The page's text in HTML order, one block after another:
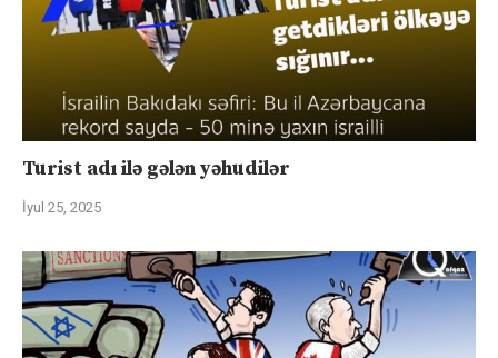
Turist adı ilə gələn yəhudilər
İyul 25, 2025